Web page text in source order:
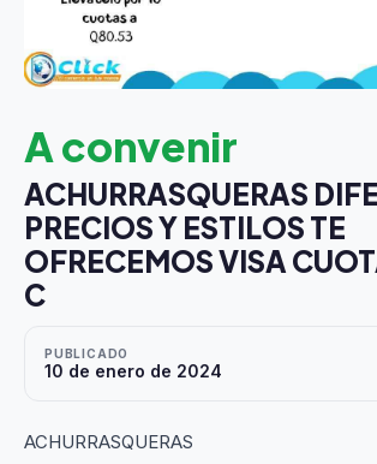
A convenir
ACHURRASQUERAS
PRECIOS Y ESTILOS TE
OFRECEMOS VISA
C
PUBLICADO
10 de enero de 2024
ACHURRASQUERAS